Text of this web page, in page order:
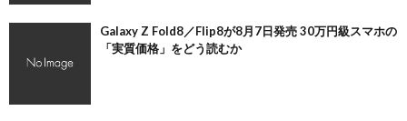
Galaxy Z Fold8／Flip8が8月7日発売 30万円級スマホの
「実質価格」をどう読むか